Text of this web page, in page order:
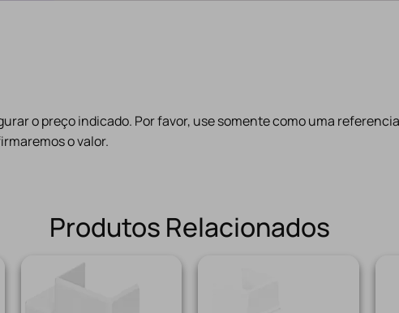
o preço indicado. Por favor, use somente como uma
o valor.
Produtos Relacionados